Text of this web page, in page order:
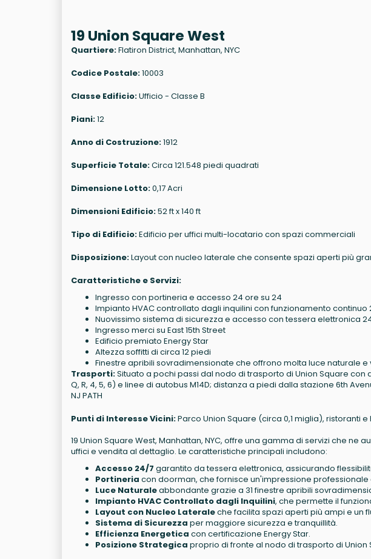
19 Union Square West
Quartiere:Flatiron District, Manhattan, NYC
Codice Postale:10003
Classe Edificio:Ufficio - Classe B
Piani:12
Anno di Costruzione:1912
Superficie Totale:Circa 121.548 piedi quadrati
Dimensione Lotto:0,17 Acri
Dimensioni Edificio:52 ft x 140 ft
Tipo di Edificio:Edificio per uffici multi-locatario con spazi commerciali
Disposizione:Layout con nucleo laterale che consente spazi aperti più
Caratteristiche e Servizi:
Ingresso con portineria e accesso 24 ore su 24
Impianto HVAC controllato dagli inquilini con funzionamento continuo
Nuovissimo sistema di sicurezza e accesso con tessera elettronica
Ingresso merci su East 15th Street
Edificio premiato Energy Star
Altezza soffitti di circa 12 piedi
Finestre apribili sovradimensionate che offrono molta luce naturale e
Trasporti:Situato a pochi passi dal nodo di trasporto di Union Square
Q, R, 4, 5, 6) e linee di autobus M14D; distanza a piedi dalla stazione 6th
NJ PATH
Punti di Interesse Vicini:Parco Union Square (circa 0,1 miglia), ristoranti
19 Union Square West, Manhattan, NYC, offre una gamma di servizi che
uffici e vendita al dettaglio. Le caratteristiche principali includono:
Accesso 24/7 garantito da tessera elettronica, assicurando
Portineria con doorman, che fornisce un'impressione professionale
Luce Naturaleabbondante grazie a 31 finestre apribili
Impianto HVAC Controllato dagli Inquilini, che permette il
Layout con Nucleo Lateraleche facilita spazi aperti più ampi e un
Sistema di Sicurezza per maggiore sicurezza e tranquillità.
Efficienza Energetica con certificazione Energy Star.
Posizione Strategica proprio di fronte al nodo di trasporto di Union